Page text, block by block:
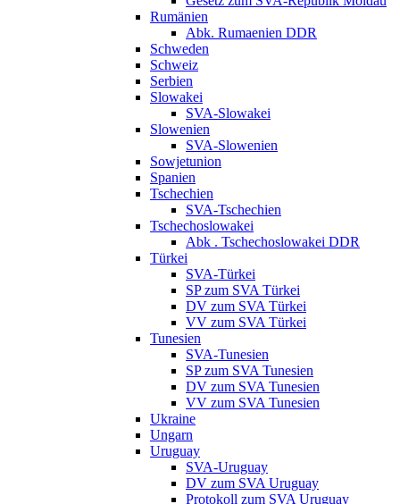
Rumänien
Abk. Rumaenien DDR
Schweden
Schweiz
Serbien
Slowakei
SVA-Slowakei
Slowenien
SVA-Slowenien
Sowjetunion
Spanien
Tschechien
SVA-Tschechien
Tschechoslowakei
Abk . Tschechoslowakei DDR
Türkei
SVA-Türkei
SP zum SVA Türkei
DV zum SVA Türkei
VV zum SVA Türkei
Tunesien
SVA-Tunesien
SP zum SVA Tunesien
DV zum SVA Tunesien
VV zum SVA Tunesien
Ukraine
Ungarn
Uruguay
SVA-Uruguay
DV zum SVA Uruguay
Protokoll zum SVA Uruguay